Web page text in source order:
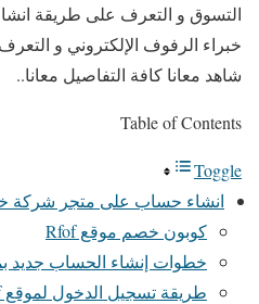
التسوق و التعرف على طريقة
خبراء الرفوف الإلكتروني و
شاهد معانا كافة التفاصيل معانا..
Table of Contents
Toggle
انشاء حساب على متجر شركة
كوبون خصم موقع Rfof
خطوات إنشاء الحساب جديد
طريقة تسجيل الدخول لموقع Rfof